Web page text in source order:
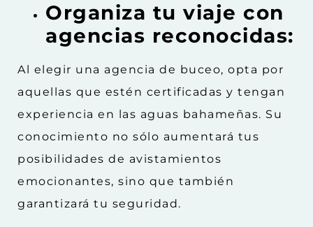
Organiza tu viaje con
agencias reconocidas:
Al elegir una agencia de buceo, opta por
aquellas que estén certificadas y tengan
experiencia en las aguas bahameñas. Su
conocimiento no sólo aumentará tus
posibilidades de avistamientos
emocionantes, sino que también
garantizará tu seguridad.